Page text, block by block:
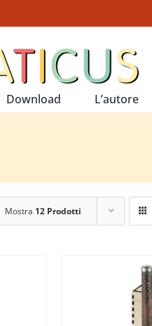
Download L’autore
Mostra 12 Prodotti